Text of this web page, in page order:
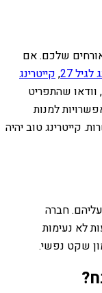
שלכם. אם
לגיל 27 ,קייטרינג
, וודאו שהתפריט
למנות
קייטרינג טוב יהיה
חברה
לא נעימות
שקט נפשי.